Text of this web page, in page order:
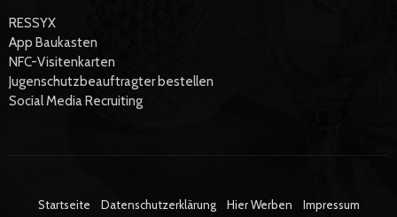
RESSYX
App Baukasten
NFC-Visitenkarten
Jugenschutzbeauftragter bestellen
Social Media Recruiting
Startseite Datenschutzerklärung Hier Werben Impressum